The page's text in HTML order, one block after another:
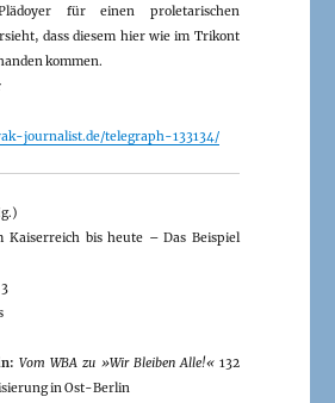
für einen proletarischen
dass diesem hier wie im Trikont
kommen.
journalist.de/telegraph-133134/
Kaiserreich bis heute – Das Beispiel
Vom WBA zu »Wir Bleiben Alle!«132
in Ost-Berlin